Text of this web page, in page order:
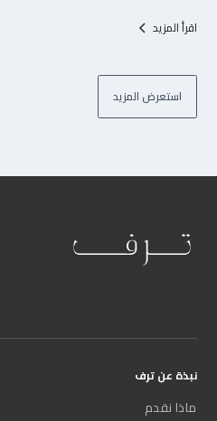
اقرأ المزيد
استعرض المزيد
نبذة عن ترف
ماذا نقدم